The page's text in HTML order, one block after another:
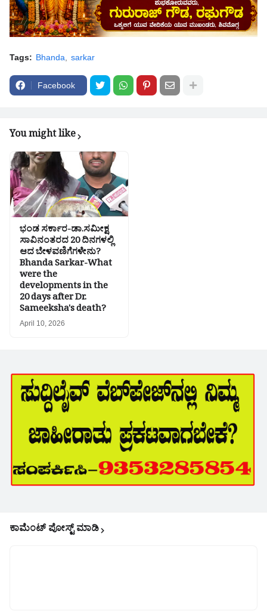
Tags: Bhanda sarkar
Facebook
You might like
ಭಂಡ ಸರ್ಕಾರ-ಡಾ.ಸಮೀಕ್ಷ
ಸಾವಿನಂತರದ 20 ದಿನಗಳಲ್ಲಿ
ಆದ ಬೇಳವಣಿಗೆಗಳೇನು?
Bhanda Sarkar-What
were the
developments in the
20 days after Dr.
Sameeksha's death?
April 10, 2026
ಕಾಮೆಂಟ್‌‌ ಪೋಸ್ಟ್‌ ಮಾಡಿ